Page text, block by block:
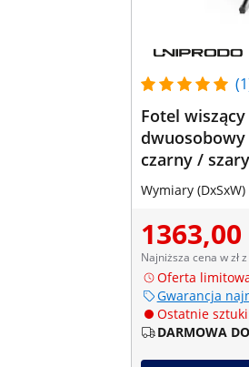
Fotel
dwuosobowy
czarny / szary
Wymiary (DxSxW)
1363,00
Najniższa cena w zł
Oferta
Gwarancja
Ostatnie
DARMOWA